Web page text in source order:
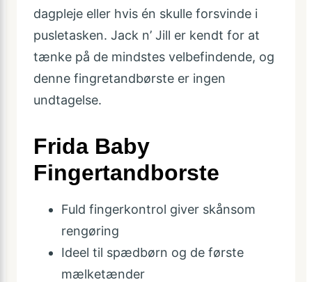
dagpleje eller hvis én skulle forsvinde i
pusletasken. Jack n’ Jill er kendt for at
tænke på de mindstes velbefindende, og
denne fingretandbørste er ingen
undtagelse.
Frida Baby
Fingertandborste
Fuld fingerkontrol giver skånsom
rengøring
Ideel til spædbørn og de første
mælketænder